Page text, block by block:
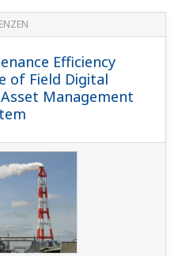
Efficiency
of Field Digital
Management